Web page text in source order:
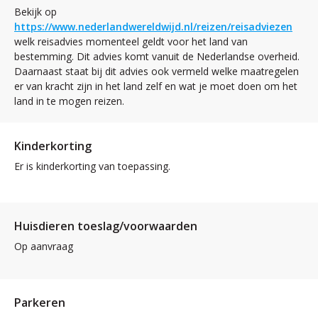
Bekijk op
https://www.nederlandwereldwijd.nl/reizen/reisadviezen
welk reisadvies momenteel geldt voor het land van
bestemming. Dit advies komt vanuit de Nederlandse overheid.
Daarnaast staat bij dit advies ook vermeld welke maatregelen
er van kracht zijn in het land zelf en wat je moet doen om het
land in te mogen reizen.
Kinderkorting
Er is kinderkorting van toepassing.
Huisdieren toeslag/voorwaarden
Op aanvraag
Parkeren